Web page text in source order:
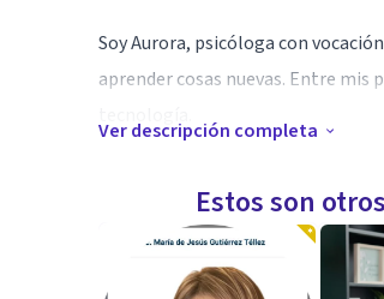
Soy Aurora, psicóloga con
aprender cosas nuevas. Entre
Dedico mis energías a promover
reflexiones a mi práctica
Ver descripción completa
Estos son